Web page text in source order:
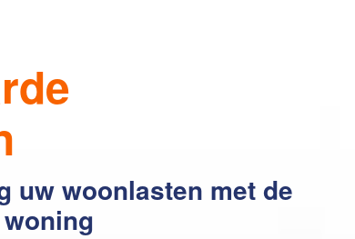
Huis verkopen
Onze diensten
uw woonlasten met de